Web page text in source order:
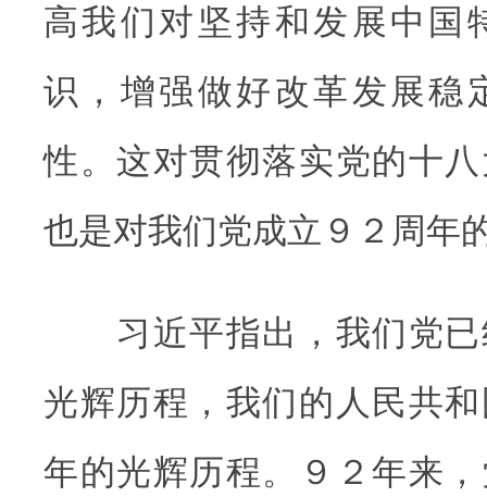
高我们对坚持和发展中国
识，增强做好改革发展稳
性。这对贯彻落实党的十
也是对我们党成立９２周年
习近平指出，我们党已
光辉历程，我们的人民共
年的光辉历程。９２年来